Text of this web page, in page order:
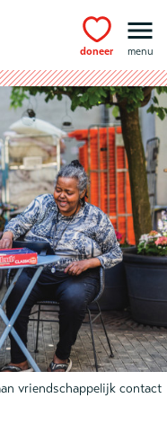
hoofdinhoud
doneer menu
vriendschappelijk contact